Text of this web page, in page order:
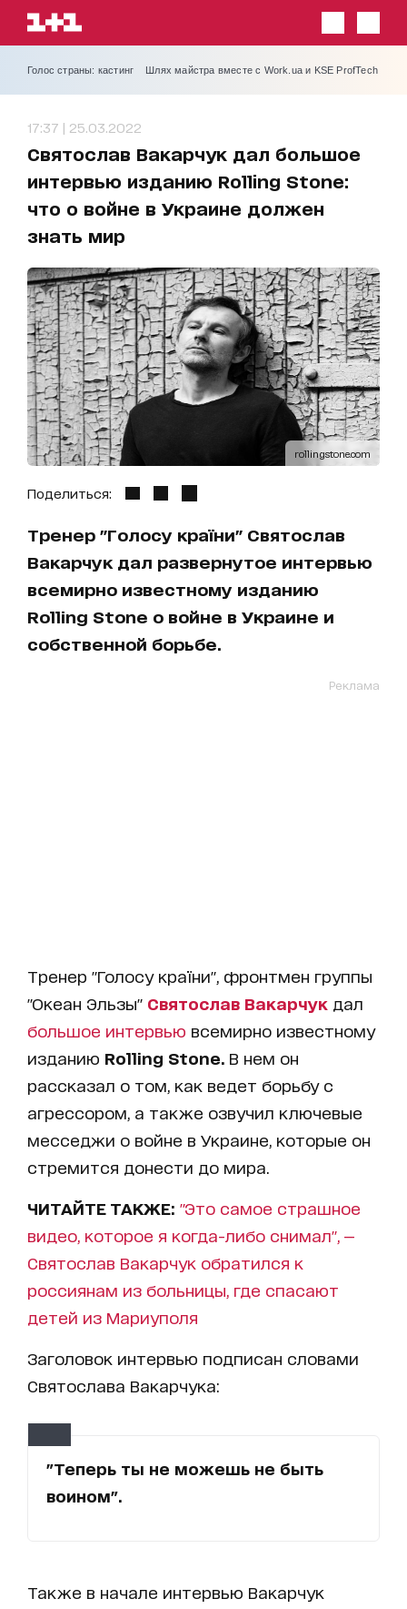
Голос страны: кастинг Шлях майстра вместе с Work.ua и KSE ProfTech
17:37 | 25.03.2022
Святослав Вакарчук дал большое
интервью изданию Rolling Stone:
что о войне в Украине должен
знать мир
rollingstone.com
Поделиться:
Тренер "Голосу країни" Святослав
Вакарчук дал развернутое интервью
всемирно известному изданию
Rolling Stone о войне в Украине и
собственной борьбе.
Реклама
Тренер "Голосу країни", фронтмен группы
"Океан Эльзы" Святослав Вакарчук дал
большое интервью всемирно известному
изданию Rolling Stone. В нем он
рассказал о том, как ведет борьбу с
агрессором, а также озвучил ключевые
месседжи о войне в Украине, которые он
стремится донести до мира.
ЧИТАЙТЕ ТАКЖЕ: "Это самое страшное
видео, которое я когда-либо снимал", —
Святослав Вакарчук обратился к
россиянам из больницы, где спасают
детей из Мариуполя
Заголовок интервью подписан словами
Святослава Вакарчука:
"Теперь ты не можешь не быть
воином".
Также в начале интервью Вакарчук